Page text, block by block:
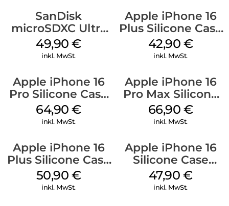
SanDisk
microSDXC Ultra
128 GB + Adapter
Mobile
49,90€
inkl. MwSt.
Apple iPhone 16
Plus Silicone Case
MagSafe Plum
42,90 €
inkl. MwSt.
Apple iPhone 16
Pro Silicone Case
MagSafe Denim
64,90€
inkl. MwSt.
Apple iPhone 16
Pro Max Silicone
Case MagSafe
Black
66,90 €
inkl. MwSt.
Apple iPhone 16
Plus Silicone Case
MagSafe Lake
Green
50,90 €
inkl. MwSt.
Apple iPhone 16
Silicone Case
MagSafe Fuchsia
47,90 €
inkl. MwSt.